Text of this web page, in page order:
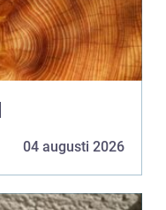
04 augusti 2026